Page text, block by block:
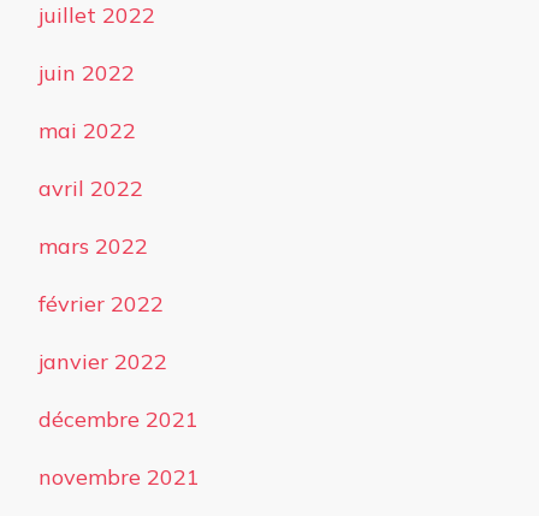
juillet 2022
juin 2022
mai 2022
avril 2022
mars 2022
février 2022
janvier 2022
décembre 2021
novembre 2021